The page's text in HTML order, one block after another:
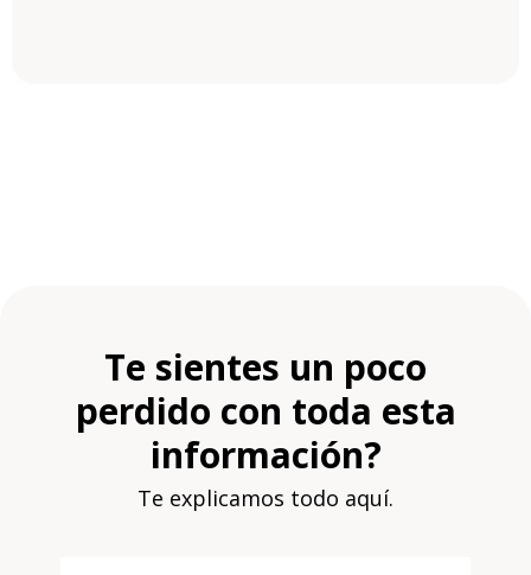
Te sientes un poco
perdido con toda esta
información?
Te explicamos todo aquí.